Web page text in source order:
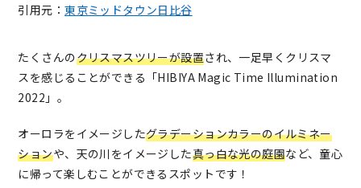
引用元：東京ミッドタウン日比谷
たくさんのクリスマスツリーが設置され、一足早くクリスマ
スを感じることができる「HIBIYA Magic Time Illumination
2022」。
オーロラをイメージしたグラデーションカラーのイルミネー
ションや、天の川をイメージした真っ白な光の庭園など、童心
に帰って楽しむことができるスポットです！